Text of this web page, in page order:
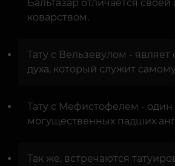
Бальтазар отличается
коварством.
Тату с Вельзевулом - являет
духа, который служит
Тату с Мефистофелем - один
могущественных падших
Так же, встречаются